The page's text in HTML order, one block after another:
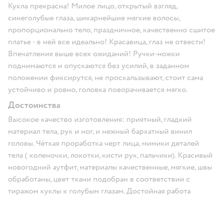
Кукла прекрасна! Милое лицо, открытый взгляд,
синеголубые глаза, шикарнейшие мягкие волосы,
пропорционально тело, праздничное, качественно сшитое
платье - в ней все идеально! Красавица, глаз не отвести!
Впечатления выше всех ожиданий! Ручки-ножки
поднимаются и опускаются без усилий, в заданном
положении фиксирутся, не проскальзывают, стоит сама
устойчиво и ровно, головка поворачивается мягко.
Достоинства
Высокое качество изготовления: приятный, гладкий
материал тела, рук и ног, и нежный бархатный винил
головы. Чёткая проработка черт лица, мимики деталей
тела ( коленочки, локотки, кисти рук, пальчики). Красивый
новогодний аутфит, материалы качественные, мягкие, швы
обработаны, цвет ткани подобран в соответствии с
тиражом куклы к голубым глазам. Достойная работа